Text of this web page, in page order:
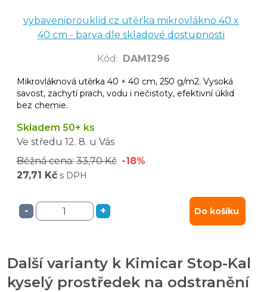
vybaveniprouklid.cz utěrka mikrovlákno 40 x
40 cm - barva dle skladové dostupnosti
Kód : DAM1296
Mikrovláknová utěrka 40 × 40 cm, 250 g/m2. Vysoká
savost, zachytí prach, vodu i nečistoty, efektivní úklid
bez chemie.
Skladem 50+ ks
Ve středu 12. 8. u Vás
Běžná cena: 33,70 Kč -18%
27,71 Kč s DPH
- + Do košíku
Další varianty k Kimicar Stop-Kal
kyselý prostředek na odstranění